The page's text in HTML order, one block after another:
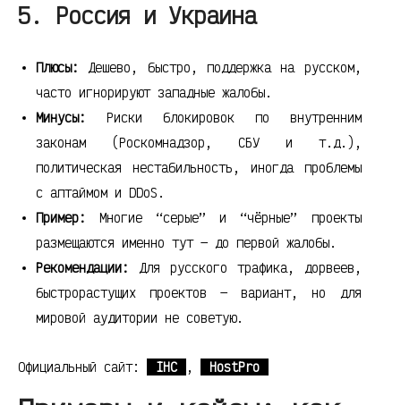
5. Россия и Украина
Плюсы:
Дешево, быстро, поддержка на русском,
часто игнорируют западные жалобы.
Минусы:
Риски блокировок по внутренним
законам (Роскомнадзор, СБУ и т.д.),
политическая нестабильность, иногда проблемы
с аптаймом и DDoS.
Пример:
Многие “серые” и “чёрные” проекты
размещаются именно тут — до первой жалобы.
Рекомендации:
Для русского трафика, дорвеев,
быстрорастущих проектов — вариант, но для
мировой аудитории не советую.
Официальный сайт: IHC , HostPro